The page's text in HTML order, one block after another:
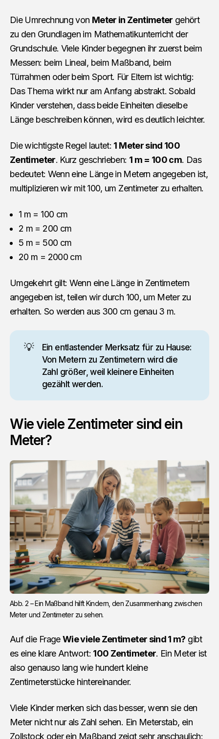
Die Umrechnung von Meter in Zentimeter gehört
zu den Grundlagen im Mathematikunterricht der
Grundschule. Viele Kinder begegnen ihr zuerst beim
Messen: beim Lineal, beim Maßband, beim
Türrahmen oder beim Sport. Für Eltern ist wichtig:
Das Thema wirkt nur am Anfang abstrakt. Sobald
Kinder verstehen, dass beide Einheiten dieselbe
Länge beschreiben können, wird es deutlich leichter.
Die wichtigste Regel lautet: 1 Meter sind 100
Zentimeter. Kurz geschrieben: 1 m = 100 cm. Das
bedeutet: Wenn eine Länge in Metern angegeben ist,
multiplizieren wir mit 100, um Zentimeter zu erhalten.
1 m = 100 cm
2 m = 200 cm
5 m = 500 cm
20 m = 2000 cm
Umgekehrt gilt: Wenn eine Länge in Zentimetern
angegeben ist, teilen wir durch 100, um Meter zu
erhalten. So werden aus 300 cm genau 3 m.
💡
Ein entlastender Merksatz für zu Hause:
Von Metern zu Zentimetern wird die
Zahl größer, weil kleinere Einheiten
gezählt werden.
Wie viele Zentimeter sind ein
Meter?
Abb. 2 – Ein Maßband hilft Kindern, den Zusammenhang zwischen
Meter und Zentimeter zu sehen.
Auf die FrageWie viele Zentimeter sind 1 m? gibt
es eine klare Antwort: 100 Zentimeter. Ein Meter ist
also genauso lang wie hundert kleine
Zentimeterstücke hintereinander.
Viele Kinder merken sich das besser, wenn sie den
Meter nicht nur als Zahl sehen. Ein Meterstab, ein
Zollstock oder ein Maßband zeigt sehr anschaulich: